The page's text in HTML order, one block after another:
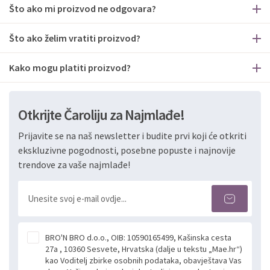
Što ako mi proizvod ne odgovara?
Što ako želim vratiti proizvod?
Kako mogu platiti proizvod?
Otkrijte Čaroliju za Najmlađe!
Prijavite se na naš newsletter i budite prvi koji će otkriti
ekskluzivne pogodnosti, posebne popuste i najnovije
trendove za vaše najmlađe!
BRO'N BRO d.o.o., OIB: 10590165499, Kašinska cesta
27a , 10360 Sesvete, Hrvatska (dalje u tekstu „Mae.hr“)
kao Voditelj zbirke osobnih podataka, obavještava Vas